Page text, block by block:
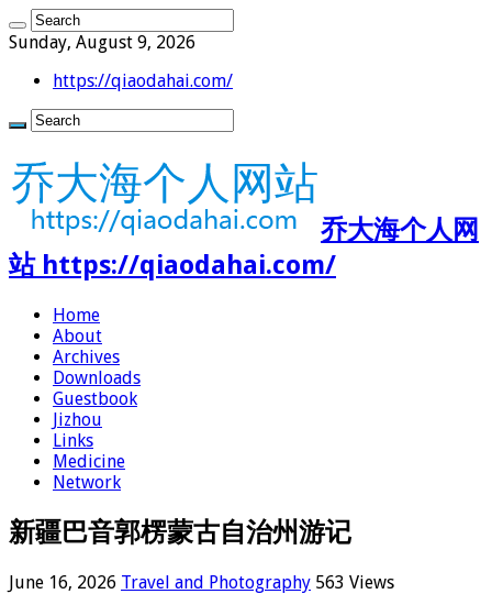
Sunday, August 9, 2026
https://qiaodahai.com/
乔大海个人网
站 https://qiaodahai.com/
Home
About
Archives
Downloads
Guestbook
Jizhou
Links
Medicine
Network
新疆巴音郭楞蒙古自治州游记
June 16, 2026 Travel and Photography 563 Views